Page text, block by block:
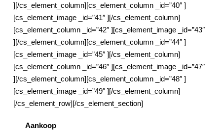
][/cs_element_column][cs_element_column _id=”40″ ]
[cs_element_image _id=”41″ ][/cs_element_column]
[cs_element_column _id=”42″ ][cs_element_image _id=”43″
][/cs_element_column][cs_element_column _id=”44″ ]
[cs_element_image _id=”45″ ][/cs_element_column]
[cs_element_column _id=”46″ ][cs_element_image _id=”47″
][/cs_element_column][cs_element_column _id=”48″ ]
[cs_element_image _id=”49″ ][/cs_element_column]
[/cs_element_row][/cs_element_section]
Aankoop